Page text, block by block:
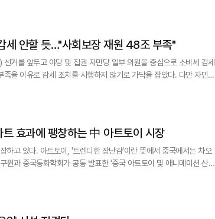
비세 감세 안할 듯…"사회보장 재원 48조 부족"
거를 앞두고 야당 및 집권 자민당 일부 의원을 중심으로 소비세 감세
을 이유로 감세 조치를 시행하지 않기로 가닥을 잡았다. 다만 자민당
서는 이달 초 있었던 ‘골든 위크’로 불
팝마트 효과에 팽창하는 中 아트토이 시장
하고 있다. 아트토이, '트렌디한 장난감'이란 뜻에서 중국에서는 차오
년 판매액만 1100억 위안(약 21조2200억원)을 돌파하며 연평균